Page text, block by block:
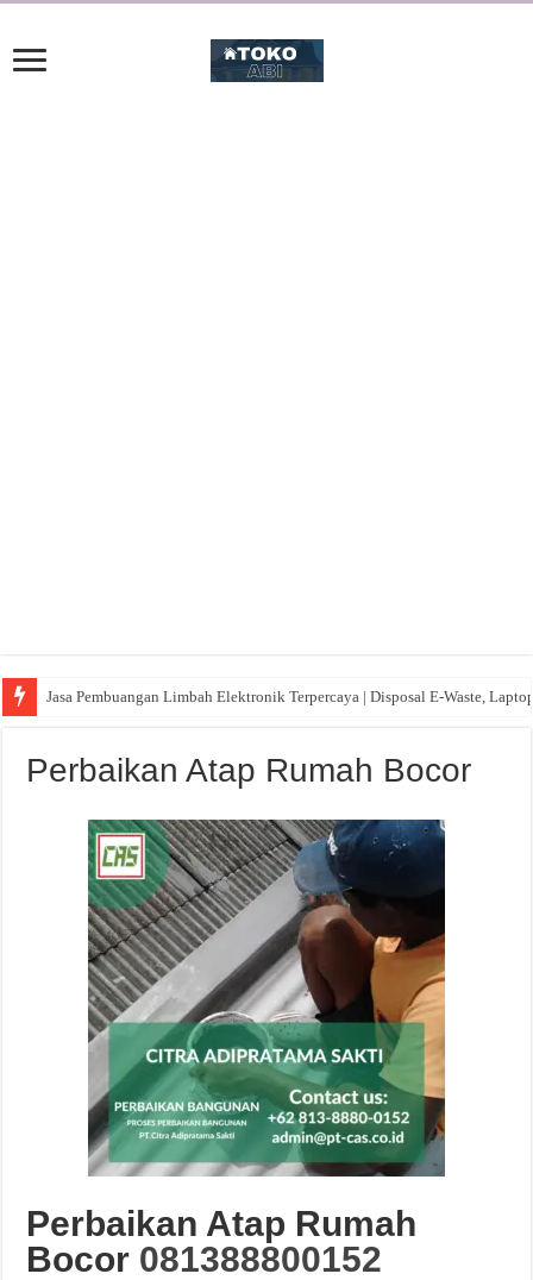
Jasa Pembuangan Limbah Elektronik Terpercaya | Disposal E-Waste,
Perbaikan Atap Rumah Bocor
Perbaikan Atap Rumah
Bocor 081388800152